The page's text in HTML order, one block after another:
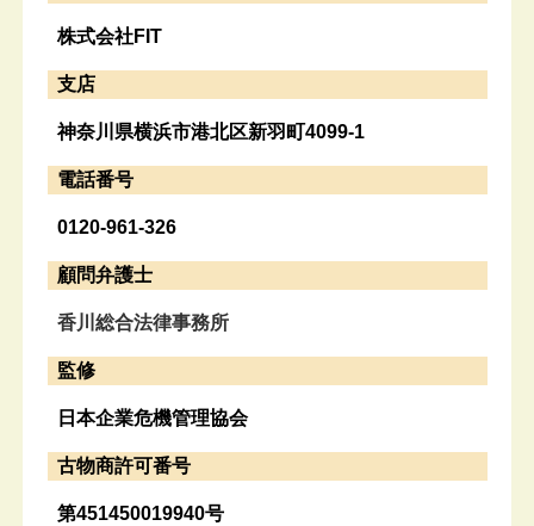
株式会社FIT
支店
神奈川県横浜市港北区新羽町4099-1
電話番号
0120-961-326
顧問弁護士
香川総合法律事務所
監修
日本企業危機管理協会
古物商許可番号
第451450019940号